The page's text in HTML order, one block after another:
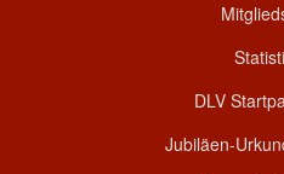
DLV
Jubiläen-